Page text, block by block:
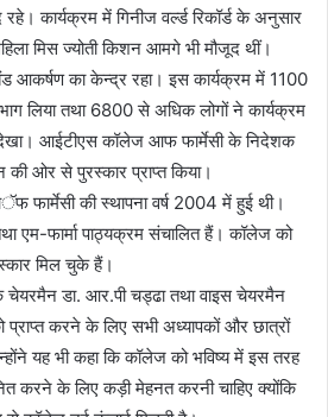
कार्यक्रम में गिनीज वर्ल्ड रिकॉर्ड के अनुसार
मिस ज्योती किशन आमगे भी मौजूद थीं।
आकर्षण का केन्द्र रहा। इस कार्यक्रम में 1100
लिया तथा 6800 से अधिक लोगों ने कार्यक्रम
आईटीएस कॉलेज आफ फार्मेसी के निदेशक
ओर से पुरस्कार प्राप्त किया।
की स्थापना वर्ष 2004 में हुई थी।
एम-फार्मा पाठ्यक्रम संचालित हैं। कॉलेज को
मिल चुके हैं।
डा. आर.पी चड्ढा तथा वाइस चेयरमैन
प्राप्त करने के लिए सभी अध्यापकों और छात्रों
यह भी कहा कि कॉलेज को भविष्य में इस तरह
करने के लिए कड़ी मेहनत करनी चाहिए क्योंकि